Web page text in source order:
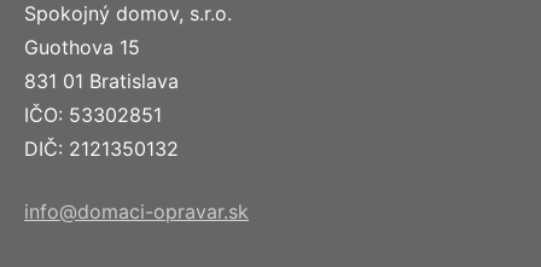
Spokojný domov, s.r.o.
Guothova 15
831 01 Bratislava
IČO: 53302851
DIČ: 2121350132
info@domaci-opravar.sk